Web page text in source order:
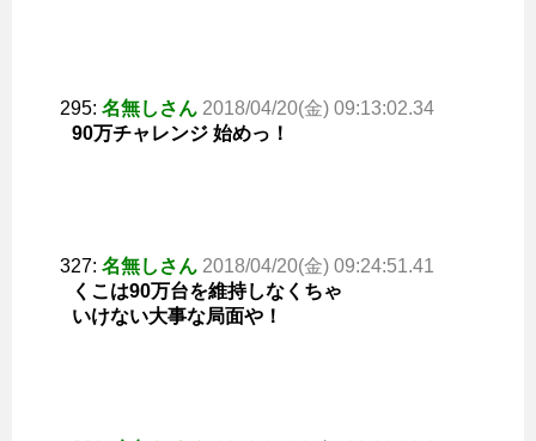
295: 名無しさん 2018/04/20(金) 09:13:02.34
90万チャレンジ 始めっ！
327: 名無しさん 2018/04/20(金) 09:24:51.41
くこは90万台を維持しなくちゃ
いけない大事な局面や！